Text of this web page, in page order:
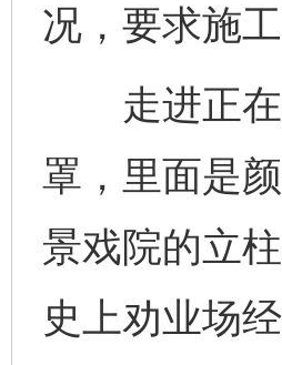
况，要求施
走进正在
罩，里面是
景戏院的立
史上劝业场